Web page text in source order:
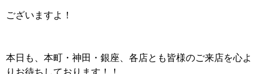
ございますよ！
本日も、本町・神田・銀座、各店とも皆様のご来店を心よ
りお待ちしております！！